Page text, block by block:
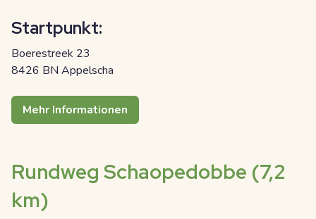
Startpunkt:
Boerestreek 23
8426 BN Appelscha
Mehr Informationen
Rundweg Schaopedobbe (7,2
km)